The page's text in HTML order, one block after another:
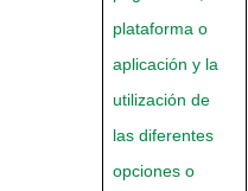
plataforma o
aplicación y la
utilización de
las diferentes
opciones o